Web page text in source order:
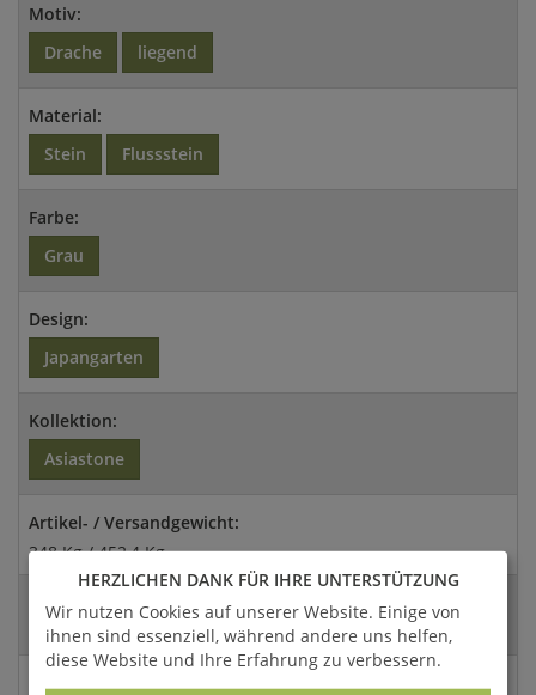
Motiv:
Drache
liegend
Material:
Stein
Flussstein
Farbe:
Grau
Design:
Japangarten
Kollektion:
Asiastone
Artikel- / Versandgewicht:
348 Kg / 452,4 Kg
Abmessungen:
130x40x60cm (HxBxT)
Versandart:
HERZLICHEN DANK FÜR IHRE UNTERSTÜTZUNG
Wir nutzen Cookies auf unserer Website. Einige von
ihnen sind essenziell, während andere uns helfen,
diese Website und Ihre Erfahrung zu verbessern.